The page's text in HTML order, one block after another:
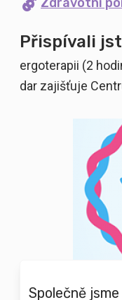
Přispívali
ergoterapii (2
dar zajišťuje
Společně